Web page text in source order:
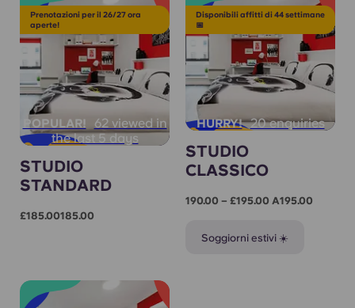
Prenotazioni per il 26/27 ora
aperte!
POPULAR!
62 viewed in
the last 5 days
STUDIO
STANDARD
£185.00185.00
Disponibili affitti di 44 settimane
📅
HURRY! 20 enquiries
STUDIO
CLASSICO
190.00 – £195.00 A195.00
Soggiorni estivi ☀️